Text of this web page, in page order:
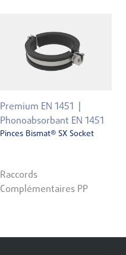
Premium EN 1451
Phonoabsorbant EN 1451
Pinces Bismat® SX Socket
Raccords
Complémentaires PP